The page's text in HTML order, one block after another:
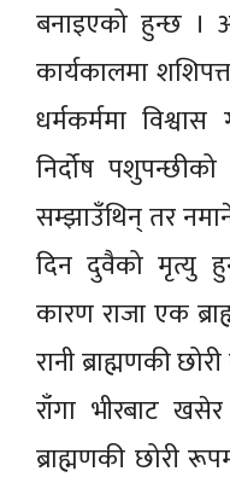
बनाइएको हुन्छ ।
कार्यकालमा
धर्मकर्ममा
निर्दोष
सम्झाउँथिन् तर
दिन दुवैको मृत्यु
कारण राजा एक
रानी ब्राह्मणकी
राँगा भीरबाट
ब्राह्मणकी छोरी